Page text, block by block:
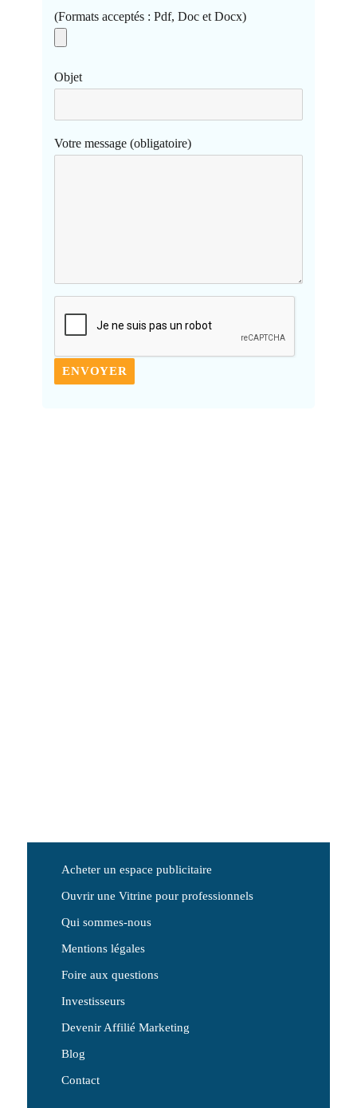
(Formats acceptés : Pdf, Doc et Docx)
Objet
Votre message (obligatoire)
Acheter un espace publicitaire
Ouvrir une Vitrine pour professionnels
Qui sommes-nous
Mentions légales
Foire aux questions
Investisseurs
Devenir Affilié Marketing
Blog
Contact